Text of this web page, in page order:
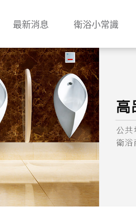
最新消息 衛浴小常識